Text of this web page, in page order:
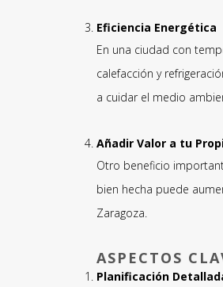
Eficiencia Energética
En una ciudad con
calefacción y
a cuidar el medio
Añadir Valor a tu
Otro beneficio
bien hecha puede
Zaragoza.
ASPECTOS
Planificación